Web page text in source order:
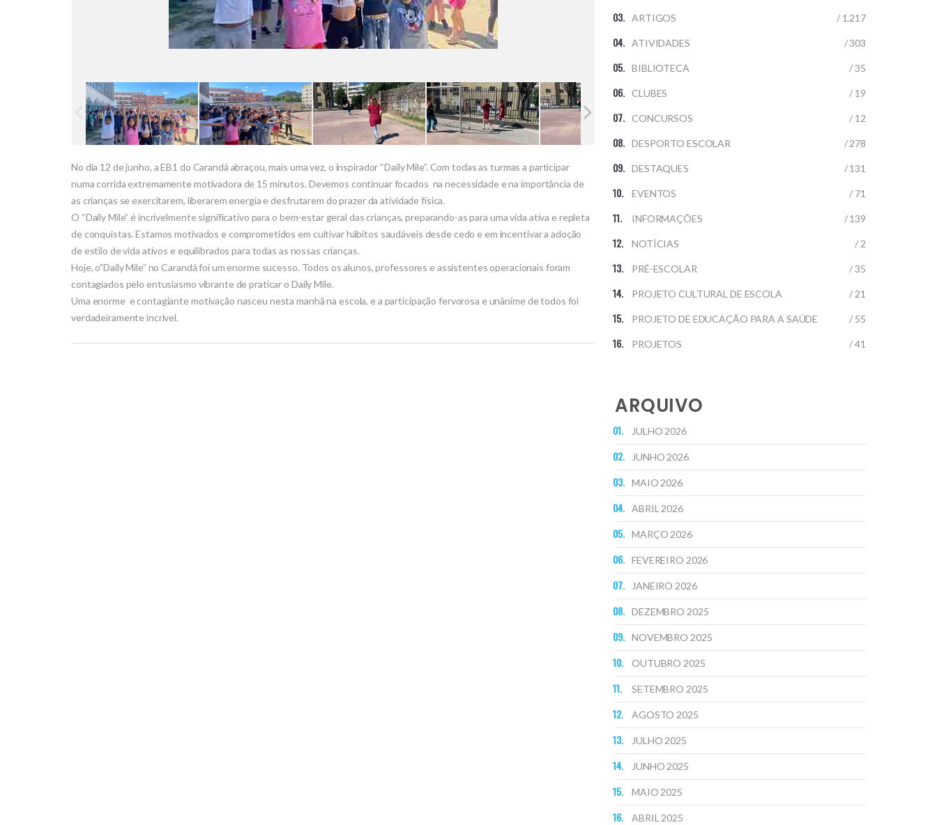
No dia 12 de junho, a EB1 do Carandá abraçou, mais uma vez, o inspirador “Daily Mile”. Com todas as turmas a participar
numa corrida extremamente motivadora de 15 minutos. Devemos continuar focados na necessidade e na importância de
as crianças se exercitarem, liberarem energia e desfrutarem do prazer da atividade física.
O “Daily Mile” é incrivelmente significativo para o bem-estar geral das crianças, preparando-as para uma vida ativa e repleta
de conquistas. Estamos motivados e comprometidos em cultivar hábitos saudáveis desde cedo e em incentivar a adoção
de estilo de vida ativos e equilibrados para todas as nossas crianças.
Hoje, o”Daily Mile” no Carandá foi um enorme sucesso. Todos os alunos, professores e assistentes operacionais foram
contagiados pelo entusiasmo vibrante de praticar o Daily Mile.
Uma enorme e contagiante motivação nasceu nesta manhã na escola, e a participação fervorosa e unânime de todos foi
verdadeiramente incrível.
ARTIGOS / 1.217
ATIVIDADES / 303
BIBLIOTECA / 35
CLUBES / 19
CONCURSOS / 12
DESPORTO ESCOLAR / 278
DESTAQUES / 131
EVENTOS / 71
INFORMAÇÕES / 139
NOTÍCIAS / 2
PRÉ-ESCOLAR / 35
PROJETO CULTURAL DE ESCOLA / 21
PROJETO DE EDUCAÇÃO PARA A SAÚDE / 55
PROJETOS / 41
ARQUIVO
JULHO 2026
JUNHO 2026
MAIO 2026
ABRIL 2026
MARÇO 2026
FEVEREIRO 2026
JANEIRO 2026
DEZEMBRO 2025
NOVEMBRO 2025
OUTUBRO 2025
SETEMBRO 2025
AGOSTO 2025
JULHO 2025
JUNHO 2025
MAIO 2025
ABRIL 2025